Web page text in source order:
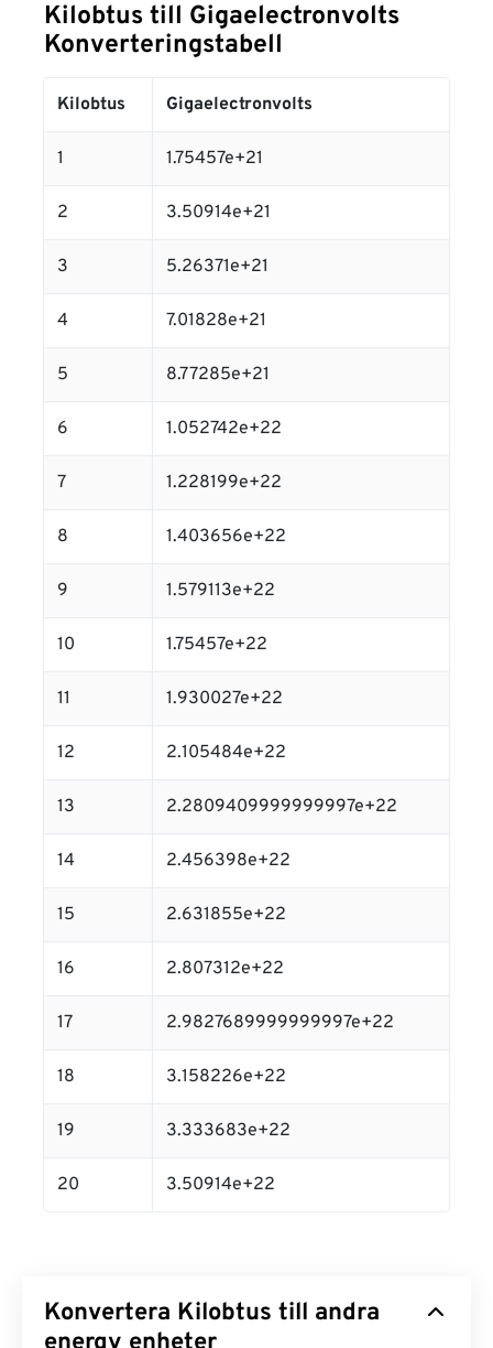
Kilobtus till Gigaelectronvolts
Konverteringstabell
Kilobtus Gigaelectronvolts
1 1.75457e+21
2 3.50914e+21
3 5.26371e+21
4 7.01828e+21
5 8.77285e+21
6 1.052742e+22
7 1.228199e+22
8 1.403656e+22
9 1.579113e+22
10 1.75457e+22
11 1.930027e+22
12 2.105484e+22
13 2.2809409999999997e+22
14 2.456398e+22
15 2.631855e+22
16 2.807312e+22
17 2.9827689999999997e+22
18 3.158226e+22
19 3.333683e+22
20 3.50914e+22
Konvertera Kilobtus till andra